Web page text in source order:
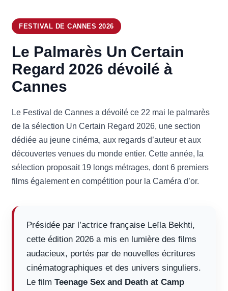
FESTIVAL DE CANNES 2026
Le Palmarès Un Certain
Regard 2026 dévoilé à
Cannes
Le Festival de Cannes a dévoilé ce 22 mai le palmarès
de la sélection Un Certain Regard 2026, une section
dédiée au jeune cinéma, aux regards d’auteur et aux
découvertes venues du monde entier. Cette année, la
sélection proposait 19 longs métrages, dont 6 premiers
films également en compétition pour la Caméra d’or.
Présidée par l’actrice française Leïla Bekhti,
cette édition 2026 a mis en lumière des films
audacieux, portés par de nouvelles écritures
cinématographiques et des univers singuliers.
Le film Teenage Sex and Death at Camp